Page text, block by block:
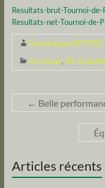
Resultats-brut-Tournoi-de-
Resultats-net-Tournoi-de-
Dominique SETTINI
Archives, NL
← Belle
Articles récents